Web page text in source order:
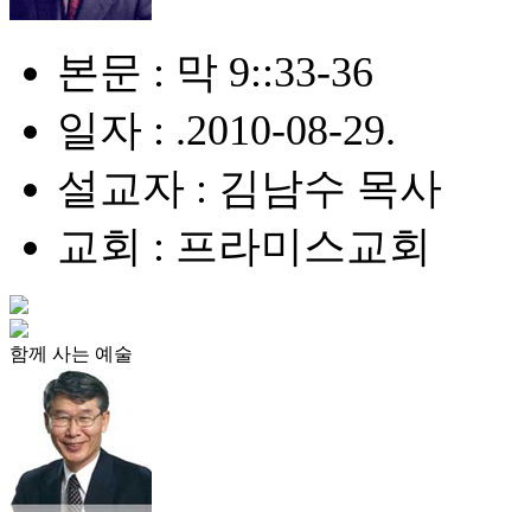
본문 : 막 9::33-36
일자 : .2010-08-29.
설교자 : 김남수 목사
교회 : 프라미스교회
함께 사는 예술